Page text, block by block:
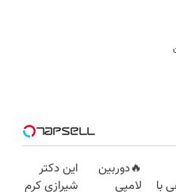
با
🔥دوربین
لامپی
این دکتر
شیرازی کرم